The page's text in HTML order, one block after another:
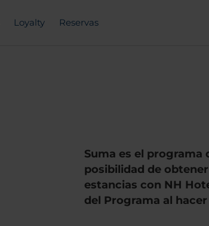
Loyalty Reservas
Suma es el programa
posibilidad de
estancias con NH
del Programa al